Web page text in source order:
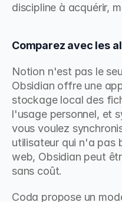
discipline à acquérir,
Comparez avec les
Notion n'est pas le
Obsidian offre une
stockage local des
l'usage personnel, et
vous voulez
utilisateur qui n'a pas
web, Obsidian peut
sans coût.
Coda propose un